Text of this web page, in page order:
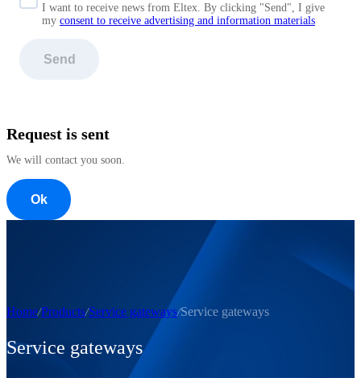
I want to receive news from Eltex. By clicking "Send", I give
my consent to receive advertising and information materials
Send
Request is sent
We will contact you soon.
Ok
Home Products Service gateways Service gateways
Service gateways